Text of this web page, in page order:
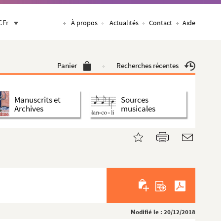
À propos Actualités Contact Aide
Panier Recherches récentes
Manuscrits et
Archives
Sources
musicales
Modifié le : 20/12/2018